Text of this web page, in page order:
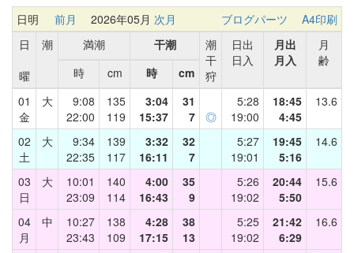
日明 前月 2026年05月 次月 ブログパーツ
A4印刷
日
曜
潮 満潮 干潮
潮
干
狩
日出
日入
月出
月入
月
齢
時
cm 時
cm
01
金
大
9:08
22:00
135
119
3:04
15:37
31
7
◎
5:28
19:00
18:45
4:45
13.6
02
土
大
9:34
22:35
139
117
3:32
16:11
32
7
5:27
19:01
19:45
5:16
14.6
03
日
大
10:01
23:09
140
114
4:00
16:43
35
9
5:26
19:02
20:44
5:50
15.6
04
月
中
10:27
23:43
138
109
4:28
17:15
38
13
5:25
19:02
21:42
6:29
16.6